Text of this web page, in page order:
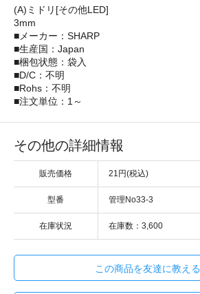
(A)ミドリ[その他LED]
3mm
■メーカー：SHARP
■生産国：Japan
■梱包状態：袋入
■D/C：不明
■Rohs：不明
■注文単位：1～
その他の詳細情報
販売価格 21円(税込)
型番 管理No33-3
在庫状況 在庫数：3,600
この商品を友達に教える